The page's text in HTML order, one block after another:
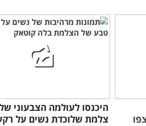
אל תתנו לגיל וגם לא
להטעות אתכם!
שני אתגרים בלהטוט אחד -
כוסות של הללויה - אמנות
היכנסו לעולמה הצבעוני
צלמת שלוכדת נשים על